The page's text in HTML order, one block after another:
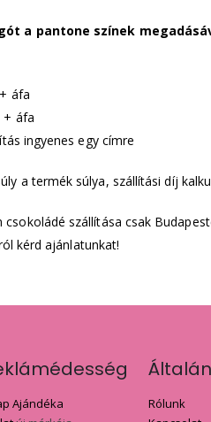
a pantone színek
áfa
+ áfa
ingyenes egy címre
a termék súlya, szállítási díj
csokoládé szállítása csak
kérd ajánlatunkat!
Ajándéka
Rólunk